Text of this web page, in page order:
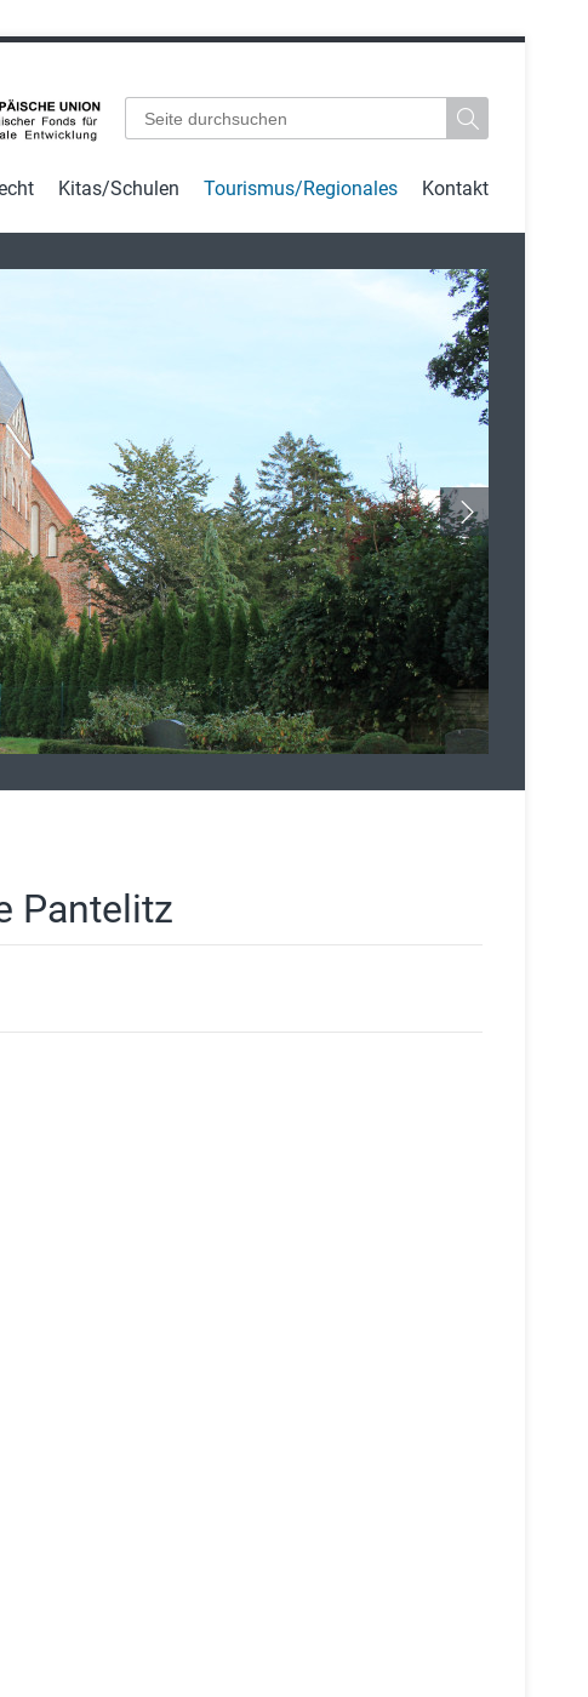
Suchbegriffe
Kitas/Schulen Tourismus/Regionales Kontakt
Pantelitz